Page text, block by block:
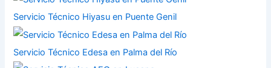
Servicio Técnico Hiyasu en Puente Genil
Servicio Técnico Edesa en Palma del Río